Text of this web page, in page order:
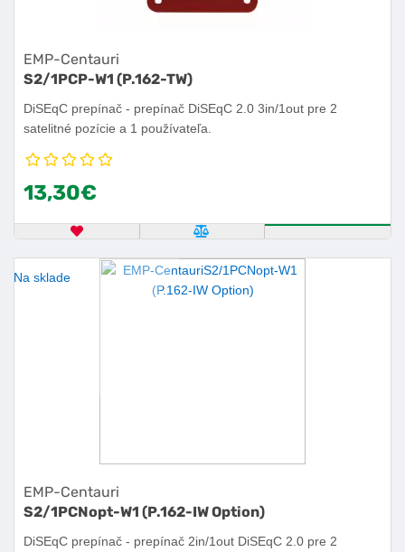
EMP-Centauri
S2/1PCP-W1 (P.162-TW)
DiSEqC prepínač - prepínač DiSEqC 2.0 3in/1out pre 2
satelitné pozície a 1 používateľa.
13,30€
OBĽÚBENÝ PRODUKT POROVNAŤ PRODUKT
Na sklade
EMP-Centauri
S2/1PCNopt-W1 (P.162-IW Option)
DiSEqC prepínač - prepínač 2in/1out DiSEqC 2.0 pre 2